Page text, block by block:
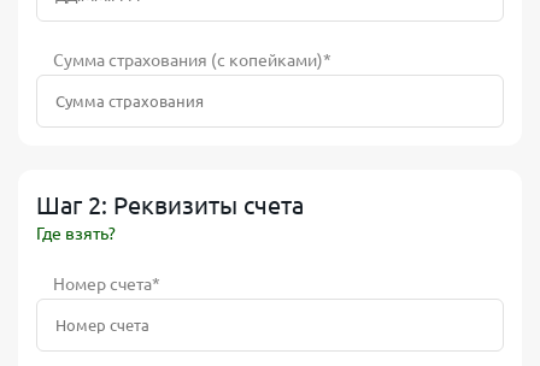
Сумма страхования (с копейками)*
Шаг 2: Реквизиты счета
Где взять?
Номер счета*